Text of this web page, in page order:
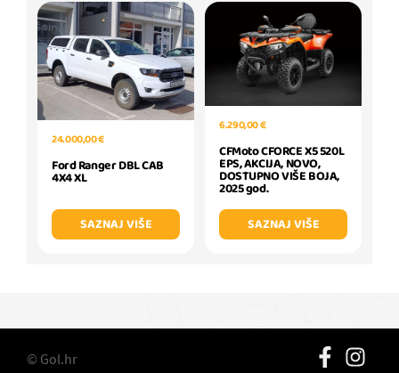
24.000,00 €
Ford Ranger DBL CAB
4X4 XL
SAZNAJ VIŠE
6.290,00 €
CFMoto CFORCE X5 520L
EPS, AKCIJA, NOVO,
DOSTUPNO VIŠE BOJA,
2025 god.
SAZNAJ VIŠE
© Gol.hr